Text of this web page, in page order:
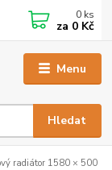
Menu
Hledat
0 ks
za 0 Kč
radiátor 1580 × 500